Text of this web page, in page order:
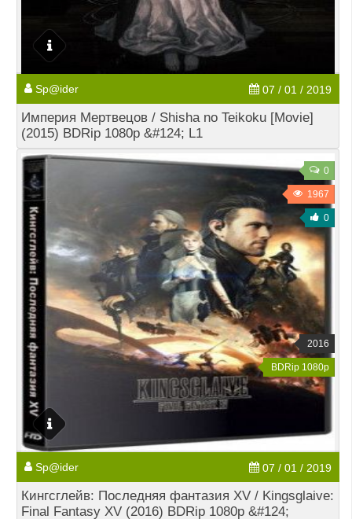
Sp@ider 07 / 01 / 2019
Империя Мертвецов / Shisha no Teikoku [Movie]
(2015) BDRip 1080p &#124; L1
0
1967
0
2016
BDRip 1080p
Sp@ider 07 / 01 / 2019
Кингсглейв: Последняя фантазия XV / Kingsglaive:
Final Fantasy XV (2016) BDRip 1080p &#124;